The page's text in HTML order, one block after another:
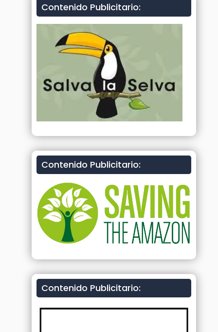
Contenido Publicitario:
Contenido Publicitario:
Contenido Publicitario: